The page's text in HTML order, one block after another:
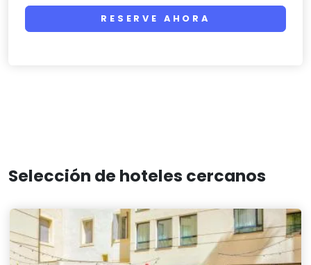
RESERVE AHORA
Selección de hoteles cercanos